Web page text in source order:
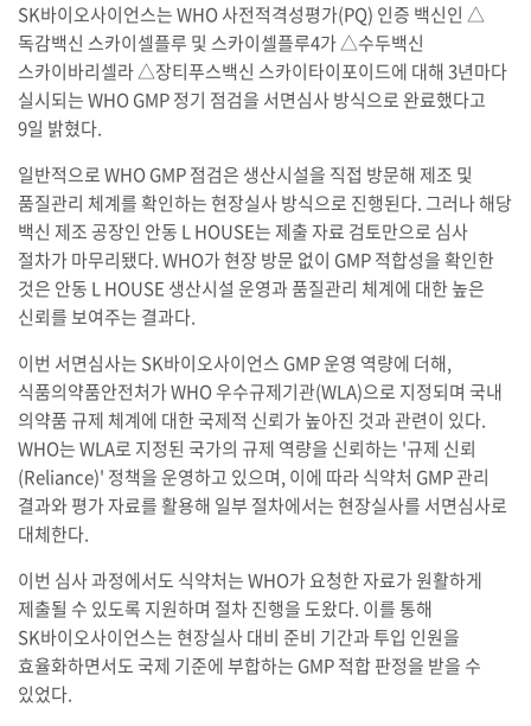
SK바이오사이언스는 WHO 사전적격성평가(PQ) 인증 백신인 △
독감백신 스카이셀플루 및 스카이셀플루4가 △수두백신
스카이바리셀라 △장티푸스백신 스카이타이포이드에 대해 3년마다
실시되는 WHO GMP 정기 점검을 서면심사 방식으로 완료했다고
9일 밝혔다.
일반적으로 WHO GMP 점검은 생산시설을 직접 방문해 제조 및
품질관리 체계를 확인하는 현장실사 방식으로 진행된다. 그러나 해당
백신 제조 공장인 안동 L HOUSE는 제출 자료 검토만으로 심사
절차가 마무리됐다. WHO가 현장 방문 없이 GMP 적합성을 확인한
것은 안동 L HOUSE 생산시설 운영과 품질관리 체계에 대한 높은
신뢰를 보여주는 결과다.
이번 서면심사는 SK바이오사이언스 GMP 운영 역량에 더해,
식품의약품안전처가 WHO 우수규제기관(WLA)으로 지정되며 국내
의약품 규제 체계에 대한 국제적 신뢰가 높아진 것과 관련이 있다.
WHO는 WLA로 지정된 국가의 규제 역량을 신뢰하는 '규제 신뢰
(Reliance)' 정책을 운영하고 있으며, 이에 따라 식약처 GMP 관리
결과와 평가 자료를 활용해 일부 절차에서는 현장실사를 서면심사로
대체한다.
이번 심사 과정에서도 식약처는 WHO가 요청한 자료가 원활하게
제출될 수 있도록 지원하며 절차 진행을 도왔다. 이를 통해
SK바이오사이언스는 현장실사 대비 준비 기간과 투입 인원을
효율화하면서도 국제 기준에 부합하는 GMP 적합 판정을 받을 수
있었다.